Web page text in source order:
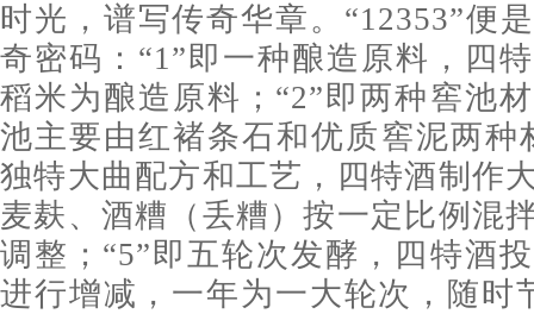
时光，谱写传奇华章。“12353”便
奇密码：“1”即一种酿造原料，四
稻米为酿造原料；“2”即两种窖池
池主要由红褚条石和优质窖泥两种
独特大曲配方和工艺，四特酒制作
麦麸、酒糟（丢糟）按一定比例混
调整；“5”即五轮次发酵，四特酒
进行增减，一年为一大轮次，随时